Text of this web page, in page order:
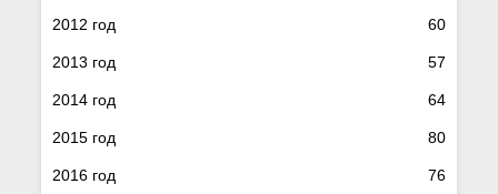
2012 год 60
2013 год 57
2014 год 64
2015 год 80
2016 год 76